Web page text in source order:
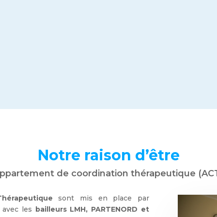
Notre raison d’être
de coordination thérapeutique
sont mis en place par
avec les bailleurs LMH, PARTENORD et